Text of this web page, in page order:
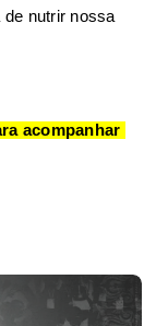
nutrir nossa
acompanhar